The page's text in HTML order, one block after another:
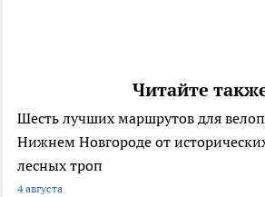
Читайте
Шесть лучших маршрутов для
Нижнем Новгороде от
лесных троп
4 августа